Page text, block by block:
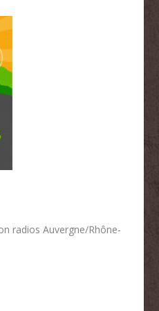
radios Auvergne/Rhône-